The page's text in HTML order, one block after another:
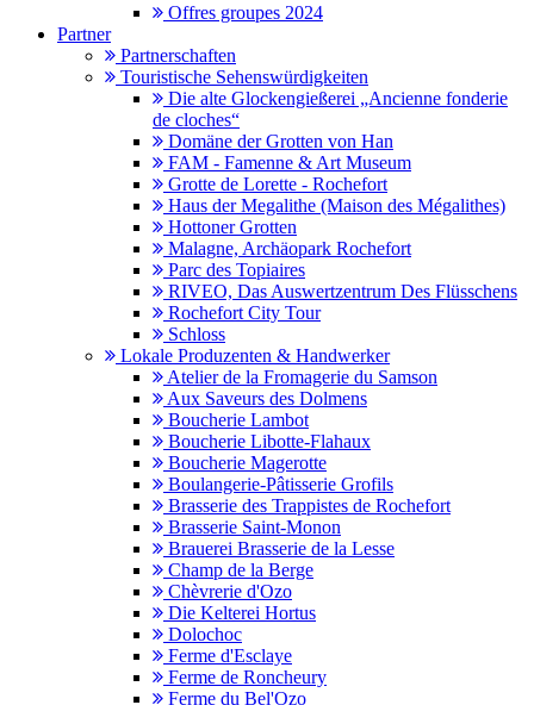
Offres groupes 2024
Partner
Partnerschaften
Touristische Sehenswürdigkeiten
Die alte Glockengießerei „Ancienne fonderie
de cloches“
Domäne der Grotten von Han
FAM - Famenne & Art Museum
Grotte de Lorette - Rochefort
Haus der Megalithe (Maison des Mégalithes)
Hottoner Grotten
Malagne, Archäopark Rochefort
Parc des Topiaires
RIVEO, Das Auswertzentrum Des Flüsschens
Rochefort City Tour
Schloss
Lokale Produzenten & Handwerker
Atelier de la Fromagerie du Samson
Aux Saveurs des Dolmens
Boucherie Lambot
Boucherie Libotte-Flahaux
Boucherie Magerotte
Boulangerie-Pâtisserie Grofils
Brasserie des Trappistes de Rochefort
Brasserie Saint-Monon
Brauerei Brasserie de la Lesse
Champ de la Berge
Chèvrerie d'Ozo
Die Kelterei Hortus
Dolochoc
Ferme d'Esclaye
Ferme de Roncheury
Ferme du Bel'Ozo